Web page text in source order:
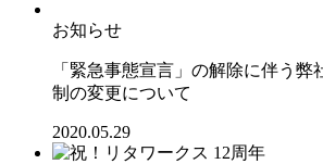
お知らせ
「緊急事態宣言」の解除に伴う
制の変更について
2020.05.29